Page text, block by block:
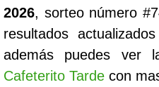
2026, sorteo número
resultados
además puedes ver
Cafeterito Tarde con